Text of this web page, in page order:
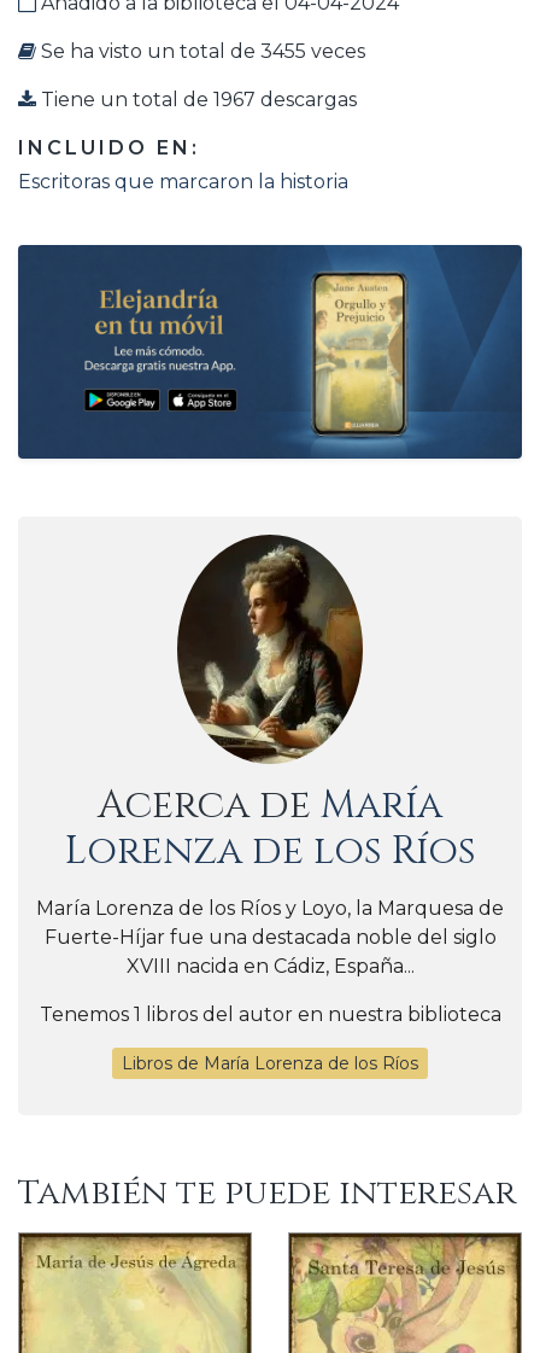
Se ha visto un total de 3455 veces
Tiene un total de 1967 descargas
INCLUIDO EN:
Escritoras que marcaron la historia
Acerca de María
Lorenza de los Ríos
María Lorenza de los Ríos y Loyo, la Marquesa de
Fuerte-Híjar fue una destacada noble del siglo
XVIII nacida en Cádiz, España...
Tenemos 1 libros del autor en nuestra biblioteca
Libros de María Lorenza de los Ríos
También te puede interesar